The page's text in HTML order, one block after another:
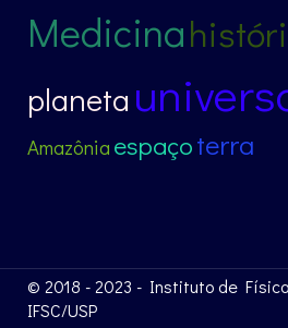
Medicina
planeta
Amazônia espaçoterra
© 2018 - 2023 - Instituto de
IFSC/USP